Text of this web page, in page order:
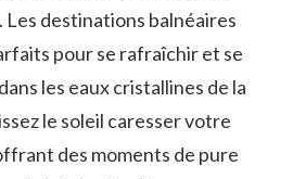
Les destinations balnéaires
pour se rafraîchir et se
les eaux cristallines​ de la
le soleil caresser votre
des moments⁣ de pure